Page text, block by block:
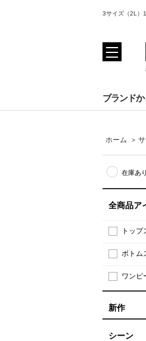
3サイズ（2L）
ブランド
ホーム >
在庫あ
全商品ア
トッ
ボトム
ワンピ
新作
シーン